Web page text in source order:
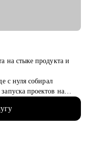
на стыке продукта и
с нуля собирал
проектов на
в сфере фудтех